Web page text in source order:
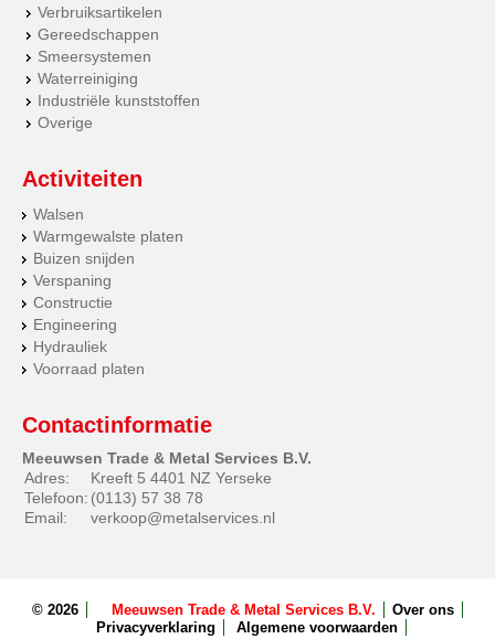
Verbruiksartikelen
Gereedschappen
Smeersystemen
Waterreiniging
Industriële kunststoffen
Overige
Activiteiten
Walsen
Warmgewalste platen
Buizen snijden
Verspaning
Constructie
Engineering
Hydrauliek
Voorraad platen
Contactinformatie
Meeuwsen Trade & Metal Services B.V.
Adres:
Kreeft 5 4401 NZ Yerseke
Telefoon: (0113) 57 38 78
Email:
verkoop@metalservices.nl
© 2026 Meeuwsen Trade & Metal Services B.V.
Over ons
Privacyverklaring
Algemene voorwaarden